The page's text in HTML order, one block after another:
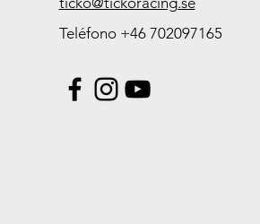
Teléfono +46 702097165